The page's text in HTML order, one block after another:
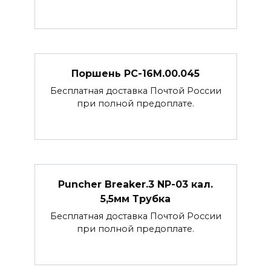
Поршень РС-16М.00.045
Бесплатная доставка Почтой России
при полной предоплате.
Puncher Breaker.3 NP-03 кал.
5,5мм Трубка
Бесплатная доставка Почтой России
при полной предоплате.